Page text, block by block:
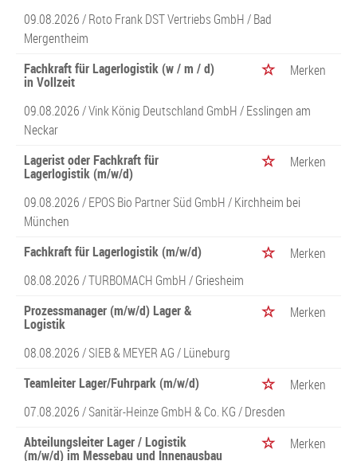
09.08.2026 /Roto Frank DST Vertriebs GmbH/ Bad
Mergentheim
Fachkraft für Lagerlogistik (w / m / d)
in Vollzeit
Merken
09.08.2026 /Vink König Deutschland GmbH/ Esslingen am
Neckar
Lagerist oder Fachkraft für
Lagerlogistik (m/w/d)
Merken
09.08.2026 /EPOS Bio Partner Süd GmbH/ Kirchheim bei
München
Fachkraft für Lagerlogistik (m/w/d)
Merken
08.08.2026 /TURBOMACH GmbH/ Griesheim
Prozessmanager (m/w/d) Lager &
Logistik
Merken
08.08.2026 /SIEB & MEYER AG/ Lüneburg
Teamleiter Lager/Fuhrpark (m/w/d)
Merken
07.08.2026 /Sanitär-Heinze GmbH & Co. KG/ Dresden
Abteilungsleiter Lager / Logistik
(m/w/d) im Messebau und Innenausbau
Merken